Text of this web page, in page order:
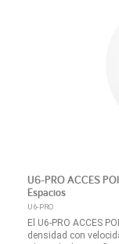
U6-PRO ACCES
Espacios
U6-PRO
El U6-PRO ACCES
densidad con